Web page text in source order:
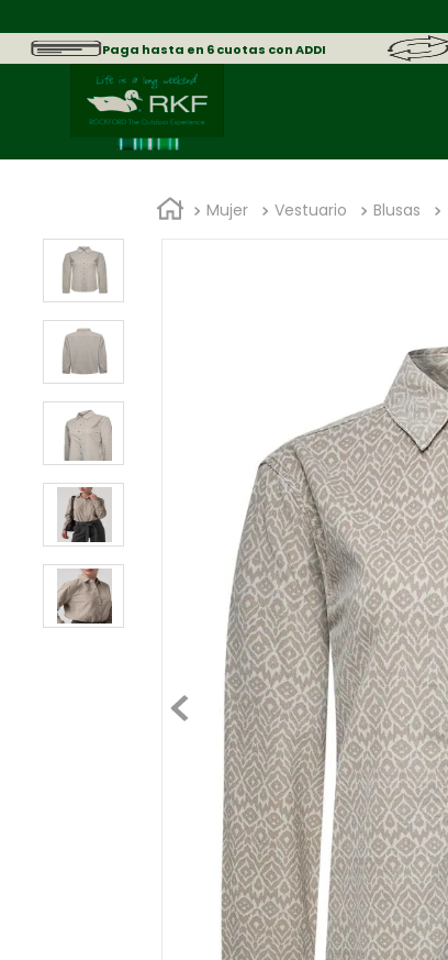
Paga hasta en 6 cuotas con ADDI
Mujer Vestuario Blusas